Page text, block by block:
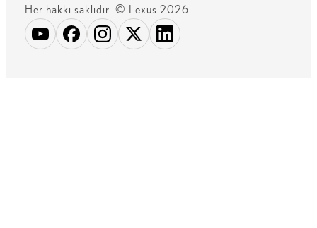
Her hakkı saklıdır. © Lexus 2026